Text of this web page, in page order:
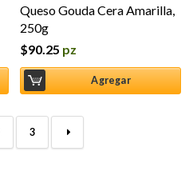
Queso Gouda Cera Amarilla,
250g
$90.25 pz
Agregar
3 →